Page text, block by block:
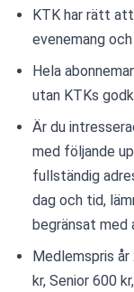
KTK har rätt
evenemang
Hela
utan KTKs
Är du
med följande
fullständig
dag och tid,
begränsat med
Medlemspris år
kr, Senior 600